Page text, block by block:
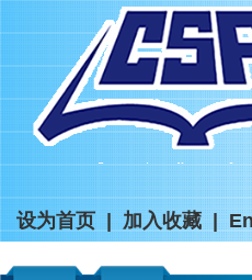
设为首页 加入收藏